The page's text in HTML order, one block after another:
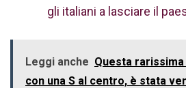
gli italiani a lasciare il
Leggi anche Questa
con una S al centro, è stata